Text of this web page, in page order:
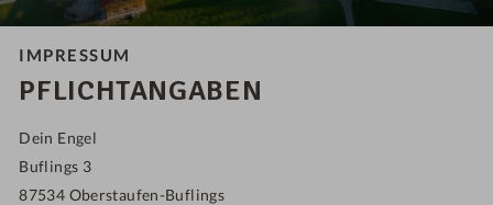
IMPRESSUM
PFLICHTANGABEN
Dein Engel
Buflings 3
87534 Oberstaufen-Buflings